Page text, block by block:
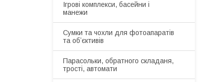
Ігрові комплекси, басейни і
манежи
Сумки та чохли для фотоапаратів
та обʼєктивів
Парасольки, обратного складаня,
трості, автомати